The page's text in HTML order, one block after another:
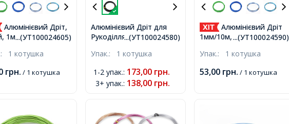
...(УТ100024605)
Алюмінієвий Дріт,
1мм, близько
1 котушка
грн. / 1 котушка
...(УТ100024580)
Алюмінієвий Дріт для
Рукоділля, Чорний,
котушка,
Упак.: 1 котушка
1-2 упак.: 173,00 грн.
3+ упак.: 138,00 грн.
...(УТ100024590)
Алюмінієвий Дріт
1мм/10м, Золото, 1мм,
Упак.: 1 котушка
53,00 грн. / 1 котушка